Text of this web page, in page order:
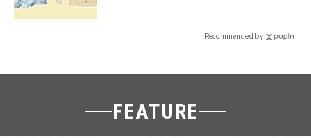
Recommended by
FEATURE